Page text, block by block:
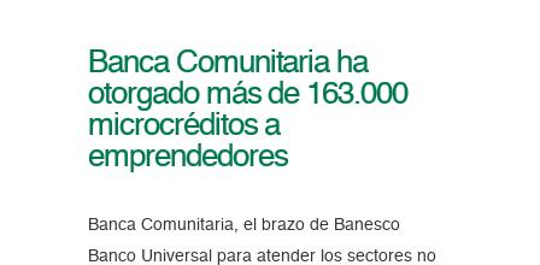
Banca Comunitaria ha
otorgado más de 163.000
microcréditos a
emprendedores
Banca Comunitaria, el brazo de Banesco
Banco Universal para atender los sectores no